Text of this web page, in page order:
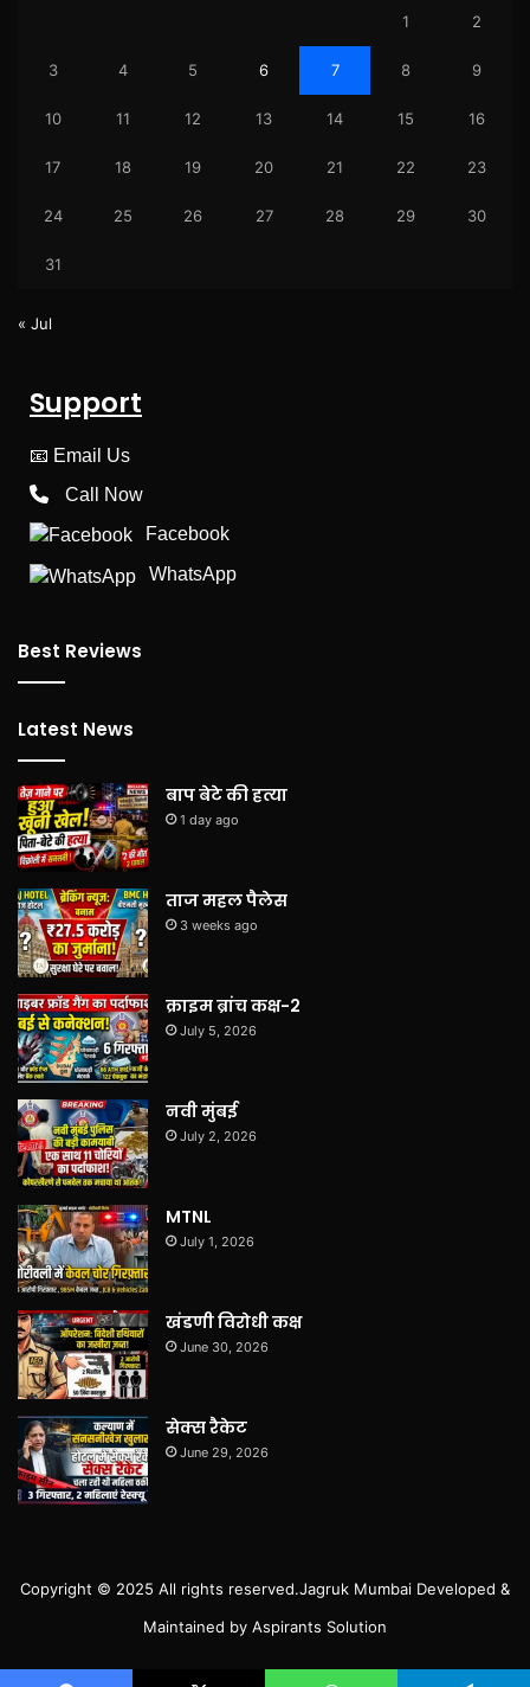
1 2
3 4 5 6 7 8 9
10 11 12 13 14 15 16
17 18 19 20 21 22 23
24 25 26 27 28 29 30
31
« Jul
Support
📧 Email Us
Call Now
Facebook
WhatsApp
Best Reviews
Latest News
बाप बेटे की हत्या
1 day ago
ताज महल पैलेस
3 weeks ago
क्राइम ब्रांच कक्ष-2
July 5, 2026
नवी मुंबई
July 2, 2026
MTNL
July 1, 2026
खंडणी विरोधी कक्ष
June 30, 2026
सेक्स रैकेट
June 29, 2026
Copyright © 2025 All rights reserved.Jagruk Mumbai Developed &
Maintained by Aspirants Solution